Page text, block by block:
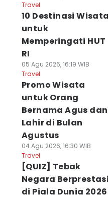
Travel
10 Destinasi Wisata
untuk
Memperingati HUT
RI
05 Agu 2026, 16:19 WIB
Travel
Promo Wisata
untuk Orang
Bernama Agus dan
Lahir di Bulan
Agustus
04 Agu 2026, 16:30 WIB
Travel
[QUIZ] Tebak
Negara Berprestasi
di Piala Dunia 2026